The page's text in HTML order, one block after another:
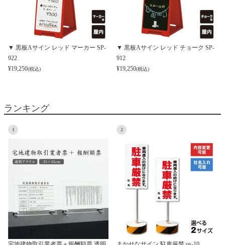
▼ 黒板Aサイン レッド マーカー SP-
922
¥19,250(税込)
▼ 黒板Aサイン レッド チョーク SP-
912
¥19,250(税込)
ランキング
1 2